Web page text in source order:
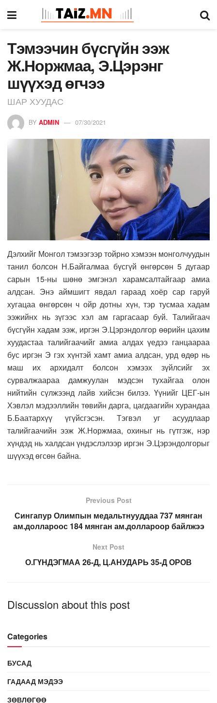
Тэмээчин бүсгүйн ээж
Ж.Норжмаа, Э.Цэрэнг
шүүхэд өгчээ
ШАР ХУУДАС
BY ADMIN 07/30/2021
Дэлхийг Монгол тэмээгээр тойрно хэмээн монголчуудын
танил болсон Н.Байгалмаа бүсгүй өнгөрсөн 5 дугаар
сарын 15-ны шөнө эмгэнэл харамсалтайгаар амиа
алдсан. Энэ аймшигт явдал гараад хоёр сар гаруй
хугацаа өнгөрсөн ч ойр дотны хүн, тэр тусмаа хадам
ээжийнх нь зүгээс хэл ам гаргасаар буй. Талийгаач
бүсгүйн хадам ээж, иргэн Э.Цэрэндолгор өөрийн цахим
хуудастаа талийгаачийг амиа алдах үедээ ганцаараа
бус иргэн Э гэх хүнтэй хамт амиа алдсан, урд өдөр нь
маш их архидалт болсон хэмээх зүйлсийг эх
сурвалжаараа дамжуулан мэдсэн тухайгаа олон
нийтийн сүлжээнд лайв хийсэн билээ. Үүнийг ЦЕГ-ын
Хэвлэл мэдээллийн төвийн дарга, цагдаагийн хурандаа
Б.Баатархүү үгүйсгэсэн. Тэгвэл уг асуудлаар
талийгаачийн ээж Ж.Норжмаа, охиныг нь гүтгэж, нэр
хүндэд нь халдсан үндэслэлээр иргэн Э.Цэрэндолгорыг
шүүхэд өгсөн байна.
Previous Post
Сингапур Олимпын медальтнууддаа 737 мянган
ам.доллароос 184 мянган ам.доллароор байлжээ
Next Post
О.ГҮНДЭГМАА 26-Д, Ц.АНУДАРЬ 35-Д ОРОВ
Discussion about this post
Categories
БУСАД
ГАДААД МЭДЭЭ
ЗӨВЛӨГӨӨ